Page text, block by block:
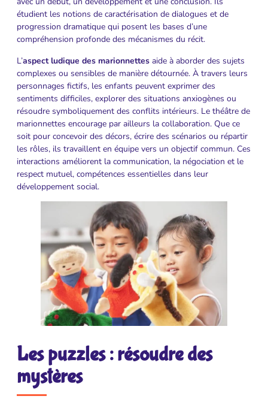
étudient les notions de caractérisation de dialogues et de
progression dramatique qui posent les bases d’une
compréhension profonde des mécanismes du récit.
L’aspect ludique des marionnettes aide à aborder des sujets
complexes ou sensibles de manière détournée. À travers leurs
personnages fictifs, les enfants peuvent exprimer des
sentiments difficiles, explorer des situations anxiogènes ou
résoudre symboliquement des conflits intérieurs. Le théâtre de
marionnettes encourage par ailleurs la collaboration. Que ce
soit pour concevoir des décors, écrire des scénarios ou répartir
les rôles, ils travaillent en équipe vers un objectif commun. Ces
interactions améliorent la communication, la négociation et le
respect mutuel, compétences essentielles dans leur
développement social.
Les puzzles : résoudre des
mystères